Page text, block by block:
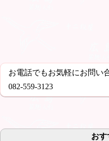
お電話でもお気軽にお問い
082-559-3123
おす